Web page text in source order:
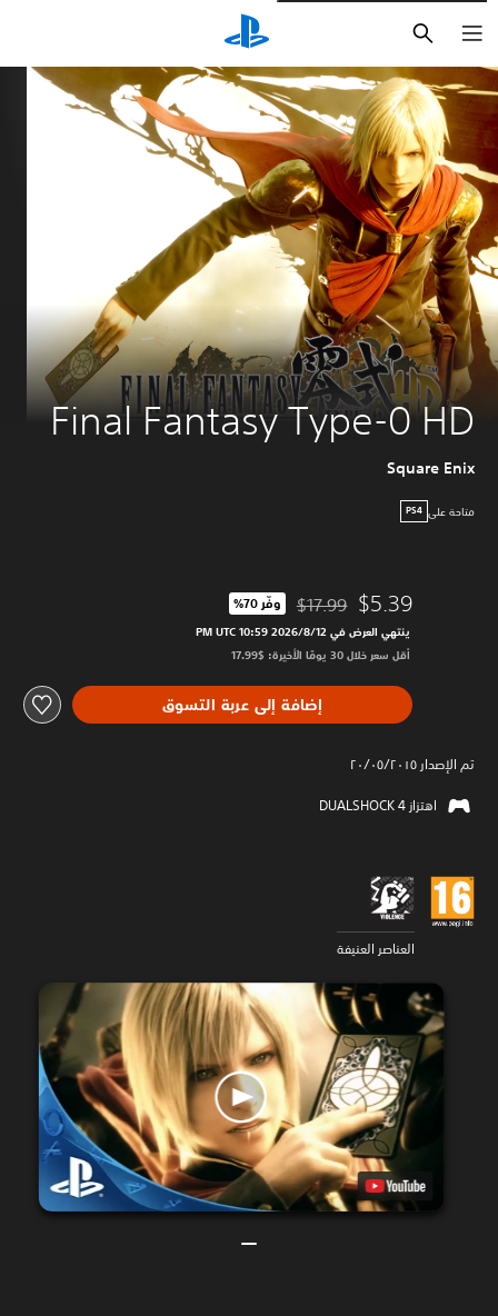
Final Fantasy Type-0 HD
Square Enix
متاحة على PS4
$5.39 مخصوم من السعر الأصلي البالغ $17.99‏
$17.99 وفّر 70%‏
ينتهي العرض في 12‏/8‏/2026 10:59 PM UTC‏
أقل سعر خلال 30 يومًا الأخيرة: $17.99‏
إضافة إلى عربة التسوق
تم الإصدار ٢٠/٠٥/٢٠١٥
اهتزاز DUALSHOCK 4‏
العناصر العنيفة